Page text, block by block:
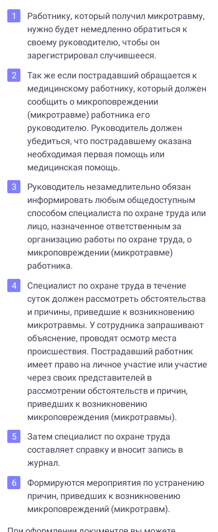
Работнику, который получил микротравму,
нужно будет немедленно обратиться к
своему руководителю, чтобы он
зарегистрировал случившееся.
Так же если пострадавший обращается к
медицинскому работнику, который должен
сообщить о микроповреждении
(микротравме) работника его
руководителю. Руководитель должен
убедиться, что пострадавшему оказана
необходимая первая помощь или
медицинская помощь.
Руководитель незамедлительно обязан
информировать любым общедоступным
способом специалиста по охране труда или
лицо, назначенное ответственным за
организацию работы по охране труда, о
микроповреждении (микротравме)
работника.
Специалист по охране труда в течение
суток должен рассмотреть обстоятельства
и причины, приведшие к возникновению
микротравмы. У сотрудника запрашивают
объяснение, проводят осмотр места
происшествия. Пострадавший работник
имеет право на личное участие или участие
через своих представителей в
рассмотрении обстоятельств и причин,
приведших к возникновению
микроповреждения (микротравмы).
Затем специалист по охране труда
составляет справку и вносит запись в
журнал.
Формируются мероприятия по устранению
причин, приведших к возникновению
микроповреждений (микротравм).